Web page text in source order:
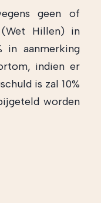
geen of
(Wet Hillen) in
in aanmerking
indien er
is zal 10%
worden